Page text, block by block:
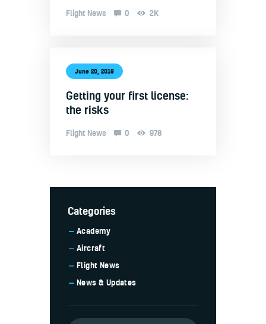
Flight News 0 2K
June 20, 2019
Getting your first license:
the risks
Flight News 0 978
Categories
Academy
Aircraft
Flight News
News & Updates